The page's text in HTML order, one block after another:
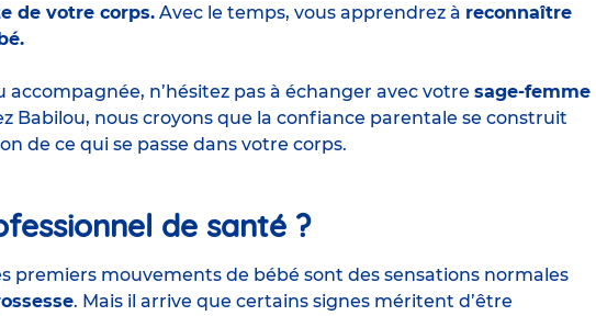
de votre corps. Avec le temps, vous apprendrez à reconnaître
accompagnée, n’hésitez pas à échanger avec votre sage-femme
Babilou, nous croyons que la confiance parentale se construit
de ce qui se passe dans votre corps.
de santé ?
premiers mouvements de bébé sont des sensations normales
. Mais il arrive que certains signes méritent d’être